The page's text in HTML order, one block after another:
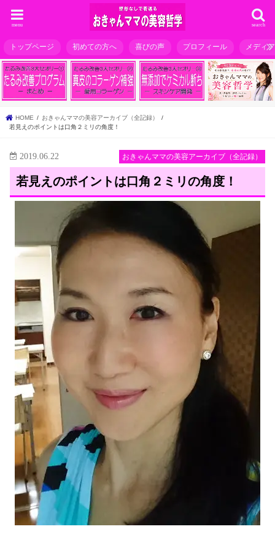
search
menu
トップページ 初めての方へ 喜びの声 プロフィール メディ
HOME
おきゃんママの美容アーカイブ（全記録）
若見えのポイントは口角２ミリの角度！
おきゃんママの美容アーカイブ（全記録）
2019.06.22
若見えのポイントは口角２ミリの角度！